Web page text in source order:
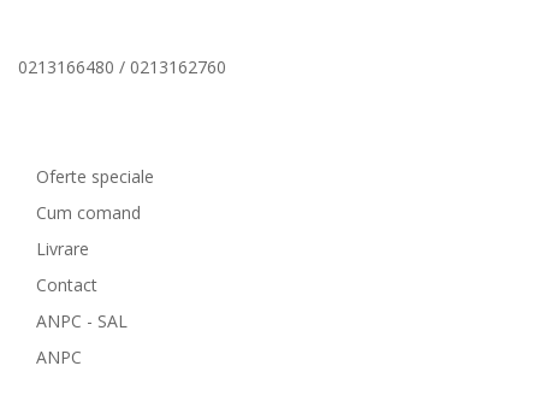
0213166480 / 0213162760
Oferte speciale
Cum comand
Livrare
Contact
ANPC - SAL
ANPC